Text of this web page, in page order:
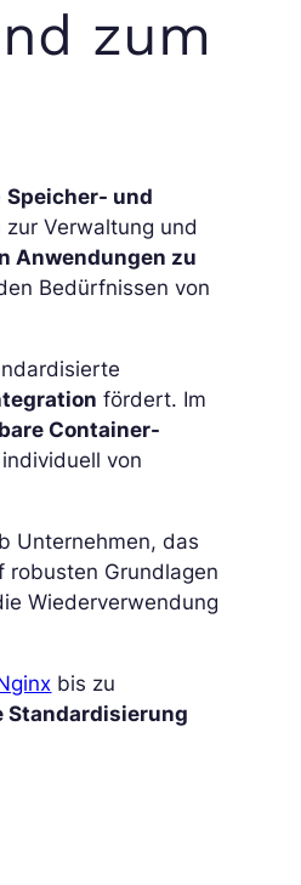
zum
Speicher- und
Verwaltung und
Anwendungen zu
Bedürfnissen von
fördert. Im
Container-
von
Unternehmen, das
robusten Grundlagen
Wiederverwendung
bis zu
Standardisierung